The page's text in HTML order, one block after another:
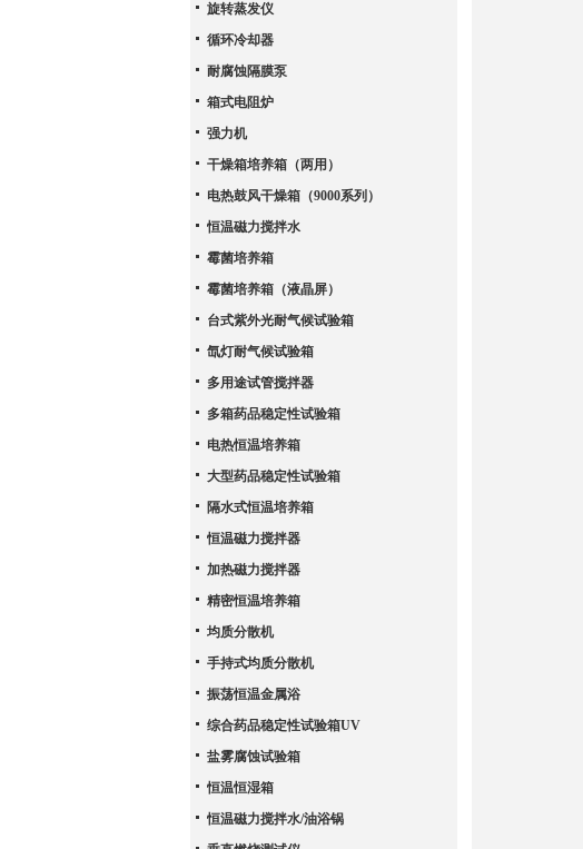
旋转蒸发仪
循环冷却器
耐腐蚀隔膜泵
箱式电阻炉
强力机
干燥箱培养箱（两用）
电热鼓风干燥箱（9000系列）
恒温磁力搅拌水
霉菌培养箱
霉菌培养箱（液晶屏）
台式紫外光耐气候试验箱
氙灯耐气候试验箱
多用途试管搅拌器
多箱药品稳定性试验箱
电热恒温培养箱
大型药品稳定性试验箱
隔水式恒温培养箱
恒温磁力搅拌器
加热磁力搅拌器
精密恒温培养箱
均质分散机
手持式均质分散机
振荡恒温金属浴
综合药品稳定性试验箱UV
盐雾腐蚀试验箱
恒温恒湿箱
恒温磁力搅拌水/油浴锅